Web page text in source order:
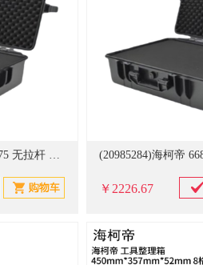
(20985283)海柯帝 385*358*175 无拉杆 工具仪器防震安全箱(单位：个)
￥2226.67